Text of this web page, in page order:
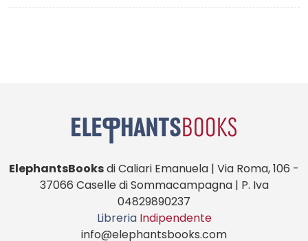
ElephantsBooksdi Caliari Emanuela | Via Roma, 106 -
37066 Caselle di Sommacampagna | P. Iva
04829890237
Libreria Indipendente
info@elephantsbooks.com